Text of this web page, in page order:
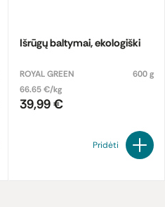
Išrūgų baltymai, ekologiški
ROYAL GREEN
600 g
66.65 €/kg
39,99 €
Pridėti